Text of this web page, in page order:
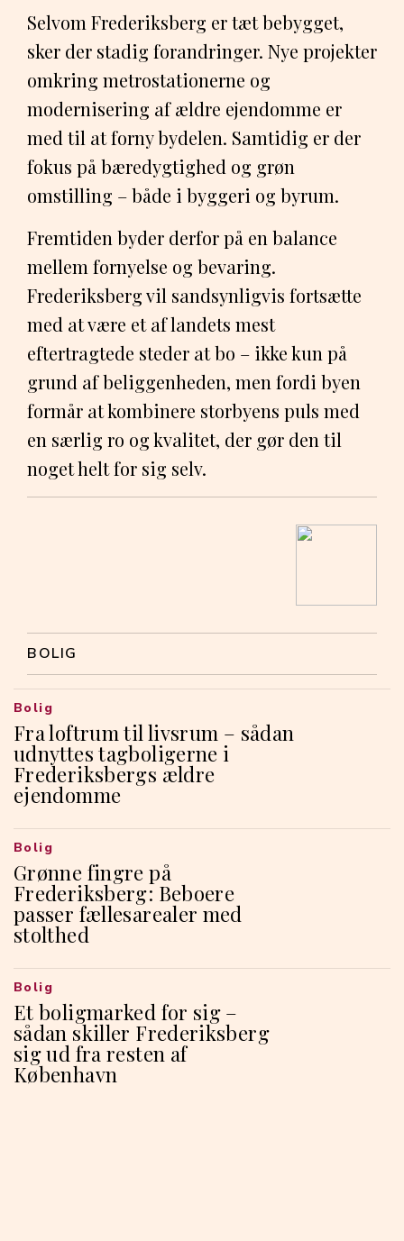
Selvom Frederiksberg er tæt bebygget,
sker der stadig forandringer. Nye projekter
omkring metrostationerne og
modernisering af ældre ejendomme er
med til at forny bydelen. Samtidig er der
fokus på bæredygtighed og grøn
omstilling – både i byggeri og byrum.
Fremtiden byder derfor på en balance
mellem fornyelse og bevaring.
Frederiksberg vil sandsynligvis fortsætte
med at være et af landets mest
eftertragtede steder at bo – ikke kun på
grund af beliggenheden, men fordi byen
formår at kombinere storbyens puls med
en særlig ro og kvalitet, der gør den til
noget helt for sig selv.
BOLIG
Fra loftrum til livsrum – sådan
udnyttes tagboligerne i
Frederiksbergs ældre
ejendomme
Bolig
Grønne fingre på
Frederiksberg: Beboere
passer fællesarealer med
stolthed
Bolig
Et boligmarked for sig –
sådan skiller Frederiksberg
sig ud fra resten af
København
Bolig